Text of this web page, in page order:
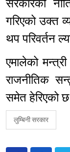
सरकारको
गरिएको उक्त
थप परिवर्तन
एमालेको
राजनीतिक
समेत हेरिएको
लुम्बिनी सरकार